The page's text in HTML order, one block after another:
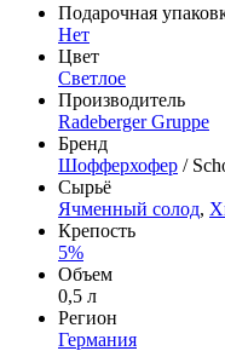
Подарочная
Нет
Цвет
Светлое
Производитель
Radeberger Gruppe
Бренд
Шофферхофер /
Сырьё
Ячменный солод,
Крепость
5%
Объем
0,5 л
Регион
Германия